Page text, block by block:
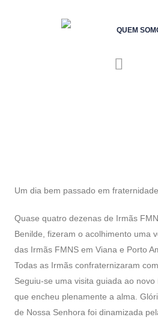
QUEM
Um dia bem passado em
Quase quatro dezenas de Irmãs
Benilde, fizeram o acolhimento uma
das Irmãs FMNS em Viana e Porto
Todas as Irmãs confraternizaram
Seguiu-se uma visita guiada ao
que encheu plenamente a alma.
de Nossa Senhora foi dinamizada